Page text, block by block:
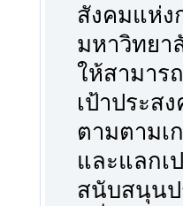
สังคมแห่ง
มหาวิทยา
ให้สามาร
เป้าประส
ตามตามเ
และแลกเ
สนับสนุนป